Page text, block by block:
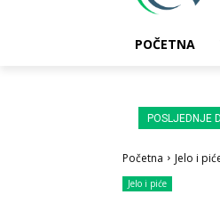
POČETNA
POSLJEDNJE
Početna Jelo i
Jelo i piće